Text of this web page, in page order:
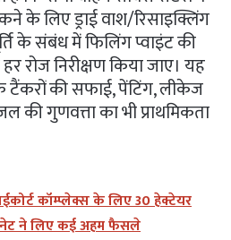
के लिए ड्राई वाश/रिसाइक्लिंग
के संबंध में फिलिंग प्वाइंट की
रोज निरीक्षण किया जाए। यह
टैंकरों की सफाई, पेंटिंग, लीकेज
की गुणवत्ता का भी प्राथमिकता
कॉम्प्लेक्स के लिए 30 हेक्टेयर
ने लिए कई अहम फैसले